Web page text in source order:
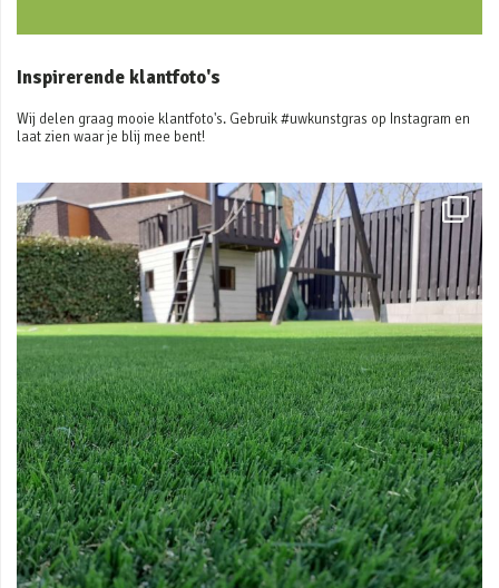
Inspirerende klantfoto's
Wij delen graag mooie klantfoto's. Gebruik #uwkunstgras op Instagram en
laat zien waar je blij mee bent!
uwkunstgras
Feb 6